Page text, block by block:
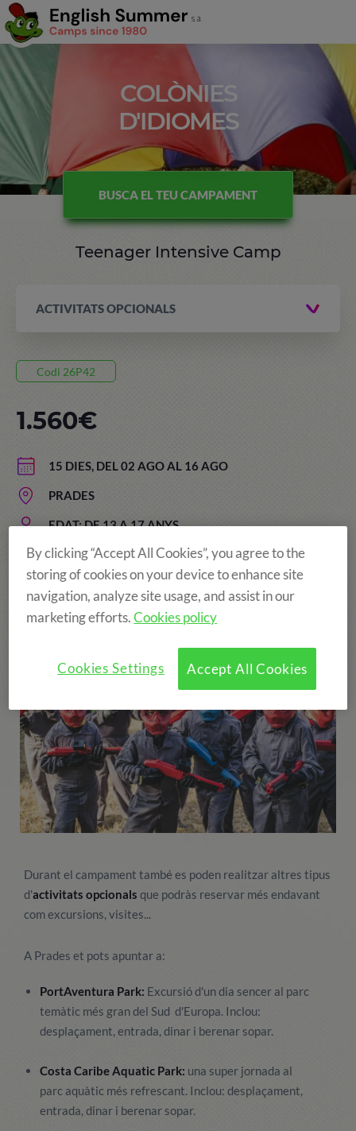
COLÒNIES
D'IDIOMES
BUSCA EL TEU CAMPAMENT
Teenager Intensive Camp
ACTIVITATS OPCIONALS
Codi 26P42
15 DIES, DEL 02 AGO AL 16 AGO
PRADES
EDAT: DE 13 A 17 ANYS
1.560€
Més diversió!
Durant el campament també es poden realitzar altres tipus
d'activitats opcionals que podràs reservar més endavant
com excursions, visites...
A Prades et pots apuntar a:
PortAventura Park: Excursió d'un dia sencer al parc
temàtic més gran del Sud d'Europa. Inclou:
desplaçament, entrada, dinar i berenar sopar.
Costa Caribe Aquatic Park: una super jornada al
parc aquàtic més refrescant. Inclou: desplaçament,
entrada, dinar i berenar sopar.
By clicking “Accept All Cookies”, you agree to the
storing of cookies on your device to enhance site
navigation, analyze site usage, and assist in our
marketing efforts.Cookies policy
Accept All Cookies
Cookies Settings